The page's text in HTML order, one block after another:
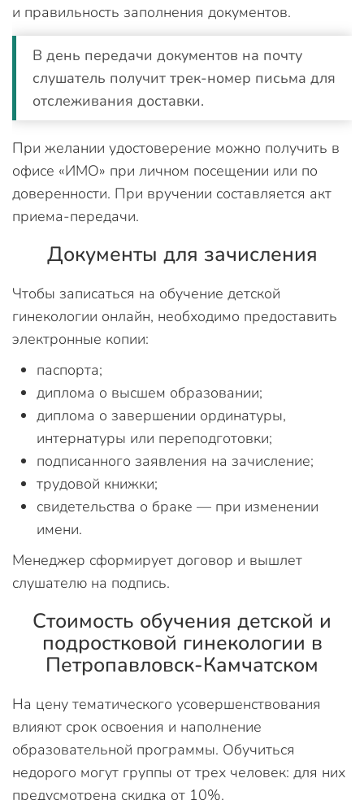
и правильность заполнения документов.
В день передачи документов на почту
слушатель получит трек-номер письма для
отслеживания доставки.
При желании удостоверение можно получить в
офисе «ИМО» при личном посещении или по
доверенности. При вручении составляется акт
приема-передачи.
Документы для зачисления
Чтобы записаться на обучение детской
гинекологии онлайн, необходимо предоставить
электронные копии:
паспорта;
диплома о высшем образовании;
диплома о завершении ординатуры,
интернатуры или переподготовки;
подписанного заявления на зачисление;
трудовой книжки;
свидетельства о браке — при изменении
имени.
Менеджер сформирует договор и вышлет
слушателю на подпись.
Стоимость обучения детской и
подростковой гинекологии в
Петропавловск-Камчатском
На цену тематического усовершенствования
влияют срок освоения и наполнение
образовательной программы. Обучиться
недорого могут группы от трех человек: для них
предусмотрена скидка от 10%.